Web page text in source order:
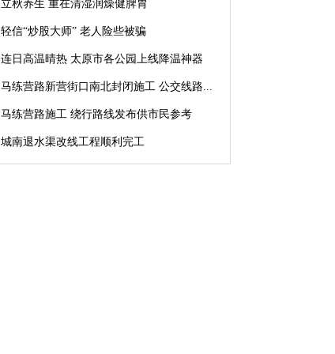
立秋养生 重在清湿润燥健脾胃
轻信“炒股大师” 老人险些被骗
连日高温晴热 太原市各公园上线降温神器
马练营路新营街口南北封闭施工 公交线路...
马练营路施工 绕行路线发布供市民参考
城南退水渠改线工程顺利完工